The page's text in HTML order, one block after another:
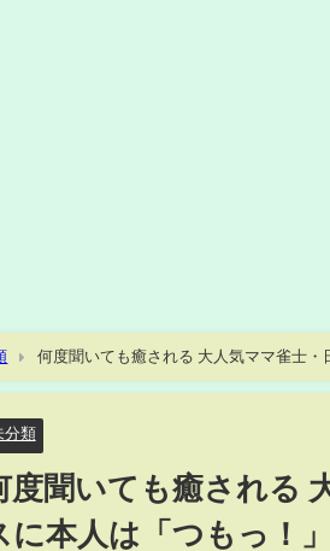
何度聞いても癒される 大人気ママ雀士
ナメント(ABEMA TIMES)
分類
度聞いても癒される
に本人は「つもっ！